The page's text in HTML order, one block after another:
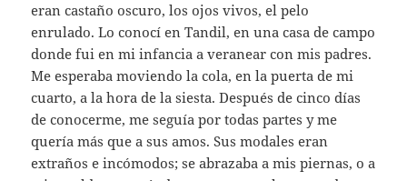
eran castaño oscuro, los ojos vivos, el pelo
enrulado. Lo conocí en Tandil, en una casa de campo
donde fui en mi infancia a veranear con mis padres.
Me esperaba moviendo la cola, en la puerta de mi
cuarto, a la hora de la siesta. Después de cinco días
de conocerme, me seguía por todas partes y me
quería más que a sus amos. Sus modales eran
extraños e incómodos; se abrazaba a mis piernas, o a